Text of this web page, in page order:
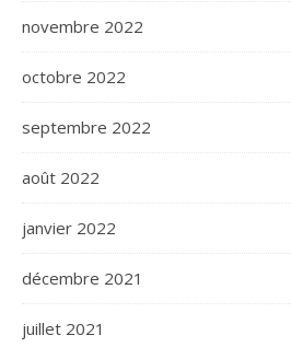
novembre 2022
octobre 2022
septembre 2022
août 2022
janvier 2022
décembre 2021
juillet 2021